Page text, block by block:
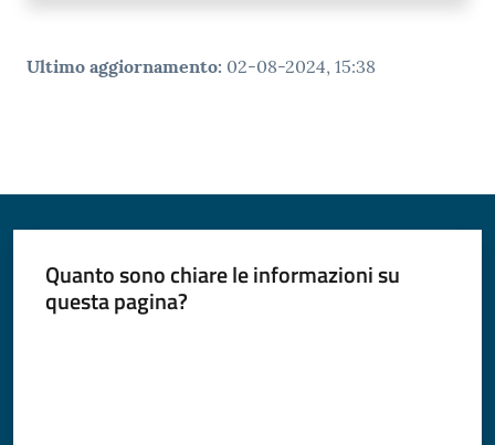
Ultimo aggiornamento: 02-08-2024, 15:38
Quanto sono chiare le informazioni su
questa pagina?